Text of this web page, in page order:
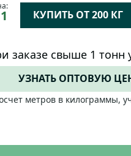
КУПИТЬ ОТ 200 КГ
заказе свыше 1 тонн
УЗНАТЬ ОПТОВУЮ
метров в килограммы,